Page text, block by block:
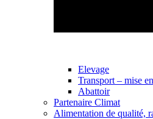
Elevage
Transport – mise
Abattoir
Partenaire Climat
Alimentation de qualité,